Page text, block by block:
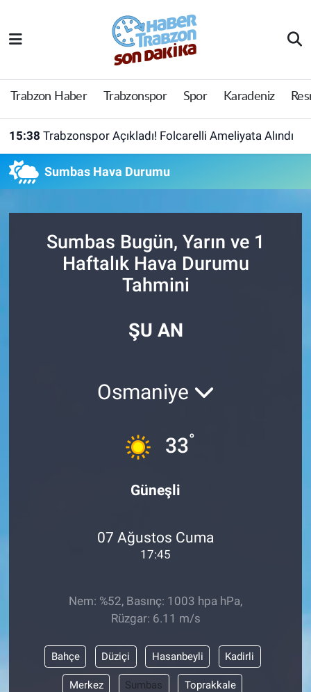
Trabzon Haber Trabzonspor Spor Karadeniz
15:38 Trabzonspor Açıkladı! Folcarelli Ameliyata Alındı
Sumbas Hava Durumu
Sumbas Bugün, Yarın ve 1
Haftalık Hava Durumu
Tahmini
ŞU AN
Osmaniye
33°
Güneşli
07 Ağustos Cuma
17:45
Nem: %52, Basınç: 1003 hpa hPa,
Rüzgar: 6.11 m/s
Bahçe Düziçi Hasanbeyli Kadirli
Merkez Sumbas Toprakkale
Trabzon Haber
Trabzonspor
Perde Arkası
Trabzon Nöbetçi Eczaneler
Trabzon Hava Durumu
Tüm Manşetler
Son Dakika Haberleri